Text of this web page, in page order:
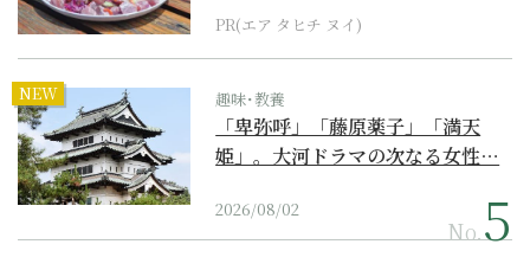
PR(エア タヒチ ヌイ)
NEW 趣味･教養
「卑弥呼」「藤原薬子」「満天
姫」。大河ドラマの次なる女性…
2026/08/02
No.